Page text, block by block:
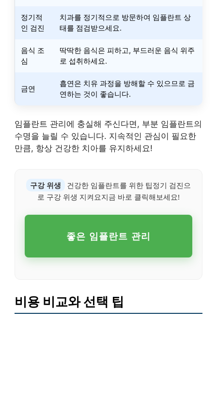
정기적
인 검진
치과를 정기적으로 방문하여 임플란트 상
태를 점검받으세요.
음식 조
심
딱딱한 음식은 피하고, 부드러운 음식 위주
로 섭취하세요.
금연
흡연은 치유 과정을 방해할 수 있으므로 금
연하는 것이 좋습니다.
임플란트 관리에 충실해 주신다면, 부분 임플란트의
수명을 늘릴 수 있습니다. 지속적인 관심이 필요한
만큼, 항상 건강한 치아를 유지하세요!
구강 위생
건강한 임플란트를 위한 팁정기 검진으
로 구강 위생 지켜요지금 바로 클릭해보세요!
좋은 임플란트 관리
비용 비교와 선택 팁